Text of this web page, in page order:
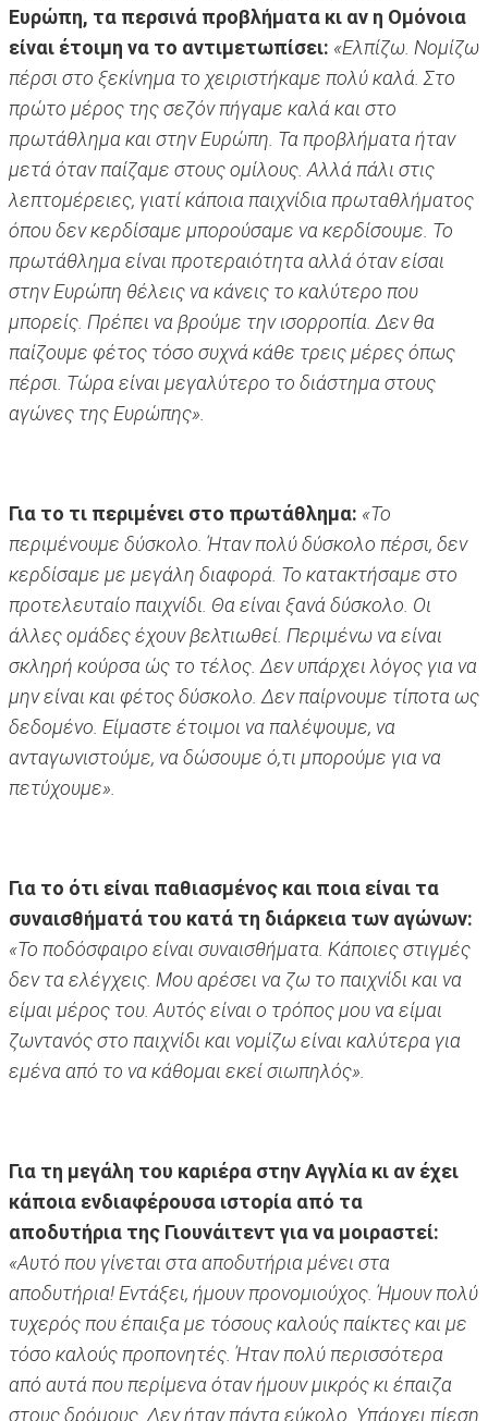
Ευρώπη, τα περσινά προβλήματα κι αν η Ομόνοια
είναι έτοιμη να το αντιμετωπίσει: «Ελπίζω. Νομίζω
πέρσι στο ξεκίνημα το χειριστήκαμε πολύ καλά. Στο
πρώτο μέρος της σεζόν πήγαμε καλά και στο
πρωτάθλημα και στην Ευρώπη. Τα προβλήματα ήταν
μετά όταν παίζαμε στους ομίλους. Αλλά πάλι στις
λεπτομέρειες, γιατί κάποια παιχνίδια πρωταθλήματος
όπου δεν κερδίσαμε μπορούσαμε να κερδίσουμε. Το
πρωτάθλημα είναι προτεραιότητα αλλά όταν είσαι
στην Ευρώπη θέλεις να κάνεις το καλύτερο που
μπορείς. Πρέπει να βρούμε την ισορροπία. Δεν θα
παίζουμε φέτος τόσο συχνά κάθε τρεις μέρες όπως
πέρσι. Τώρα είναι μεγαλύτερο το διάστημα στους
αγώνες της Ευρώπης».
Για το τι περιμένει στο πρωτάθλημα: «Το
περιμένουμε δύσκολο. Ήταν πολύ δύσκολο πέρσι, δεν
κερδίσαμε με μεγάλη διαφορά. Το κατακτήσαμε στο
προτελευταίο παιχνίδι. Θα είναι ξανά δύσκολο. Οι
άλλες ομάδες έχουν βελτιωθεί. Περιμένω να είναι
σκληρή κούρσα ώς το τέλος. Δεν υπάρχει λόγος για να
μην είναι και φέτος δύσκολο. Δεν παίρνουμε τίποτα ως
δεδομένο. Είμαστε έτοιμοι να παλέψουμε, να
ανταγωνιστούμε, να δώσουμε ό,τι μπορούμε για να
πετύχουμε».
Για το ότι είναι παθιασμένος και ποια είναι τα
συναισθήματά του κατά τη διάρκεια των αγώνων:
«To ποδόσφαιρο είναι συναισθήματα. Κάποιες στιγμές
δεν τα ελέγχεις. Μου αρέσει να ζω το παιχνίδι και να
είμαι μέρος του. Αυτός είναι ο τρόπος μου να είμαι
ζωντανός στο παιχνίδι και νομίζω είναι καλύτερα για
εμένα από το να κάθομαι εκεί σιωπηλός».
Για τη μεγάλη του καριέρα στην Αγγλία κι αν έχει
κάποια ενδιαφέρουσα ιστορία από τα
αποδυτήρια της Γιουνάιτεντ για να μοιραστεί:
«Αυτό που γίνεται στα αποδυτήρια μένει στα
αποδυτήρια! Εντάξει, ήμουν προνομιούχος. Ήμουν πολύ
τυχερός που έπαιξα με τόσους καλούς παίκτες και με
τόσο καλούς προπονητές. Ήταν πολύ περισσότερα
από αυτά που περίμενα όταν ήμουν μικρός κι έπαιζα
στους δρόμους. Δεν ήταν πάντα εύκολο. Υπάρχει πίεση